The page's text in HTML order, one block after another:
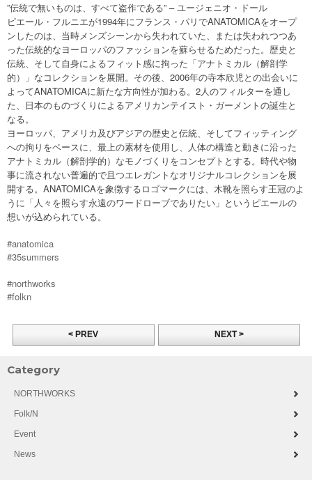
”伝統で無いものは、すべて盗作である” – ユージェニオ・ドール
ピエール・フルニエが1994年にフランス・パリでANATOMICAをオープ
ンしたのは、当時メンズシーンから失われていた、または失われつつあ
った伝統的なヨーロッパのファッションを蘇らせるためだった。歴史と
伝統、そして自身によるフィット感に拘った「アナトミカル（解剖学
的）」なコレクションを展開。その後、2006年の寺本欣児との出会いに
よってANATOMICAに新たな方向性が加わる。2人のフィルターを通し
た、日本のものづくりによるアメリカンテイスト・ガーメントの誕生と
なる。
ヨーロッパ、アメリカ及びアジアの歴史と伝統、そしてフィッティング
への拘りをベースに、最上の素材を使用し、人体の構造と動きに沿った
アナトミカル（解剖学的）なモノづくりをコンセプトとする。時代や物
事に流されない普遍的で且つエレガントなオリジナルコレクションを展
開する。ANATOMICAを象徴するロゴマークには、木靴を照らす王冠のよ
うに「人々を照らす永遠のワードローブでありたい」というピエールの
想いが込められている。
#anatomica
#35summers
#northworks
#folkn
< PREV NEXT >
Category
NORTHWORKS
Folk/N
Event
News